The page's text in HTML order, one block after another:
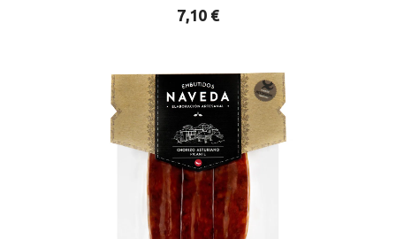
CARRITO
7,10 €